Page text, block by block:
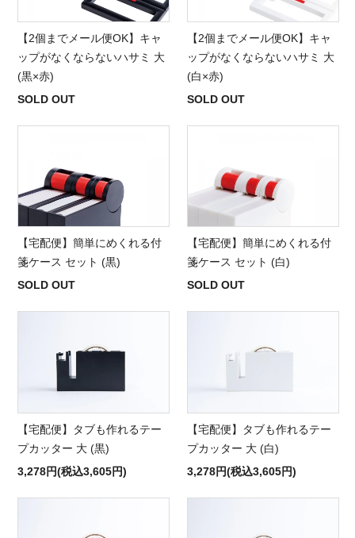
【2個までメール便OK】キャ
ップがなくならないハサミ 大
(黒×赤)
SOLD OUT
【2個までメール便OK】キャ
ップがなくならないハサミ 大
(白×赤)
SOLD OUT
【宅配便】簡単にめくれる付
箋ケース セット (黒)
SOLD OUT
【宅配便】簡単にめくれる付
箋ケース セット (白)
SOLD OUT
【宅配便】タブも作れるテー
プカッター 大 (黒)
3,278円(税込3,605円)
【宅配便】タブも作れるテー
プカッター 大 (白)
3,278円(税込3,605円)